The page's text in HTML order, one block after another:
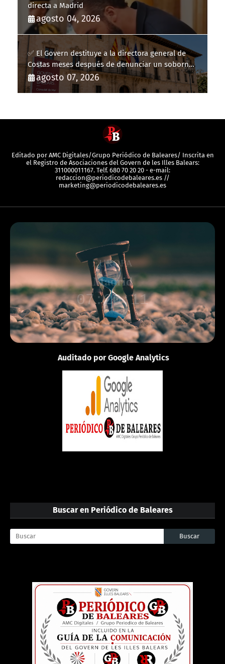
directa a Madrid
agosto 04, 2026
✅ El Govern destituye a la directora general de
Costas meses después de denunciar un soborno
con 20.000 euros
agosto 07, 2026
Editado por AMC Digitales/Grupo Periódico de Baleares/ Inscrita en
el Registro de Asociaciones del Govern de les Illes Balears:
311000011167. Telf. 680 70 20 20 - e-mail:
redaccion@periodicodebaleares.es //
marketing@periodicodebaleares.es
EUROPA
Londres
06:20:17
Auditado por Google Analytics
Buscar en Periódico de Baleares